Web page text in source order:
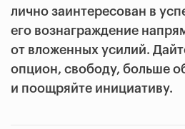
лично заинтересован в
его вознаграждение
от вложенных усилий.
опцион, свободу, больше
и поощряйте инициативу.